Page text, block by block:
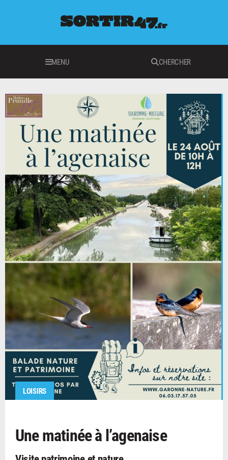
MENU CHERCHER
LOISIRS
Une matinée à l’agenaise